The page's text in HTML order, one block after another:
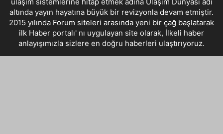
ulaşım sistemlerine hitap etmek adına Ulaşım Dünyası adı
altında yayın hayatına büyük bir revizyonla devam etmiştir.
2015 yılında Forum siteleri arasında yeni bir çağ başlatarak
ilk Haber portalı' nı uygulayan site olarak, İlkeli haber
anlayışımızla sizlere en doğru haberleri ulaştırıyoruz.